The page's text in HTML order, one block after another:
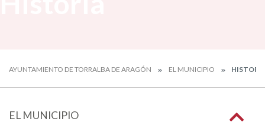
AYUNTAMIENTO DE TORRALBA DE ARAGÓN EL MUNICIPIO
EL MUNICIPIO